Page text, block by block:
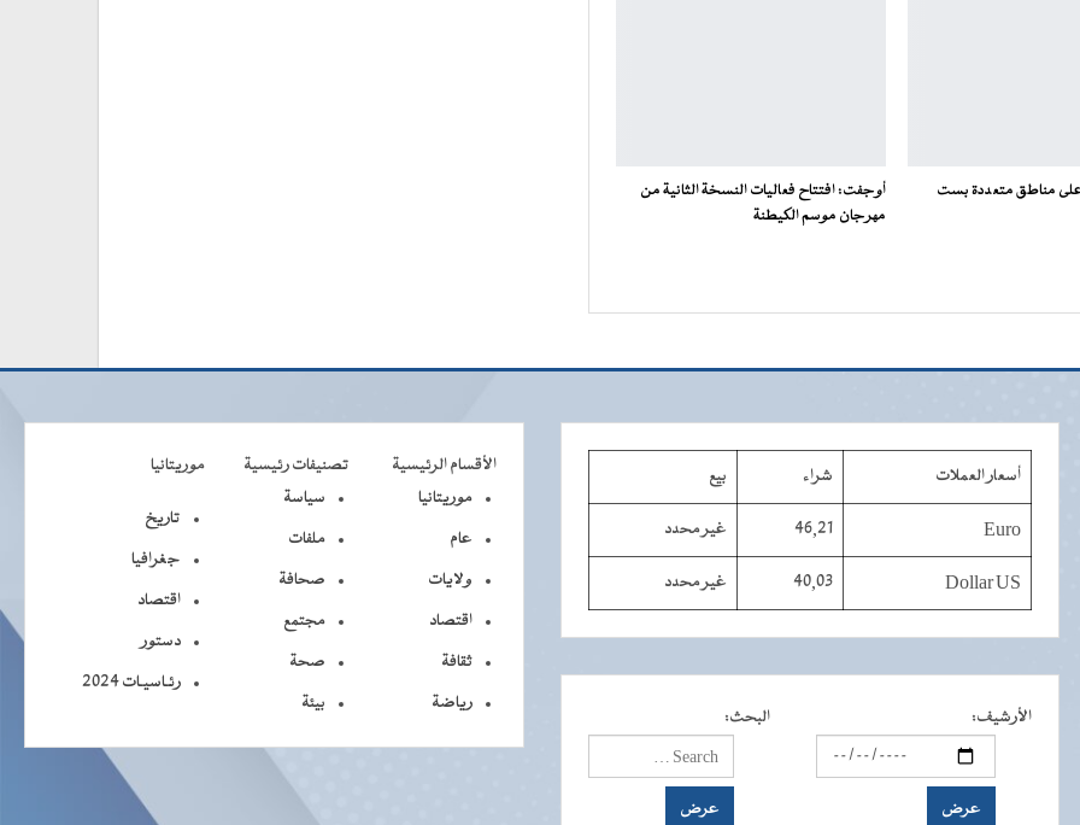
مناطق متعددة بست
أوجفت: افتتاح فعاليات النسخة الثانية من
مهرجان موسم الكيطنة
أسعار العملات شراء بيع
Euro
46,21 غير محدد
Dollar US
40,03 غير محدد
الأرشيف: البحث:
الأقسام الرئيسية تصنيفات رئيسية
موريتانيا
موريتانيا
عام
ولايات
اقتصاد
ثقافة
رياضة
سياسة
ملفات
صحافة
مجتمع
صحة
بيئة
تاريخ
جغرافيا
اقتصاد
دستور
رئـاسيـات 2024